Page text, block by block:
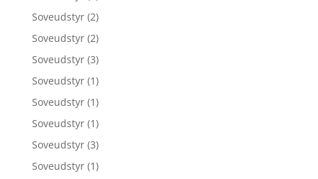
Soveudstyr (2)
Soveudstyr (2)
Soveudstyr (3)
Soveudstyr (1)
Soveudstyr (1)
Soveudstyr (1)
Soveudstyr (3)
Soveudstyr (1)